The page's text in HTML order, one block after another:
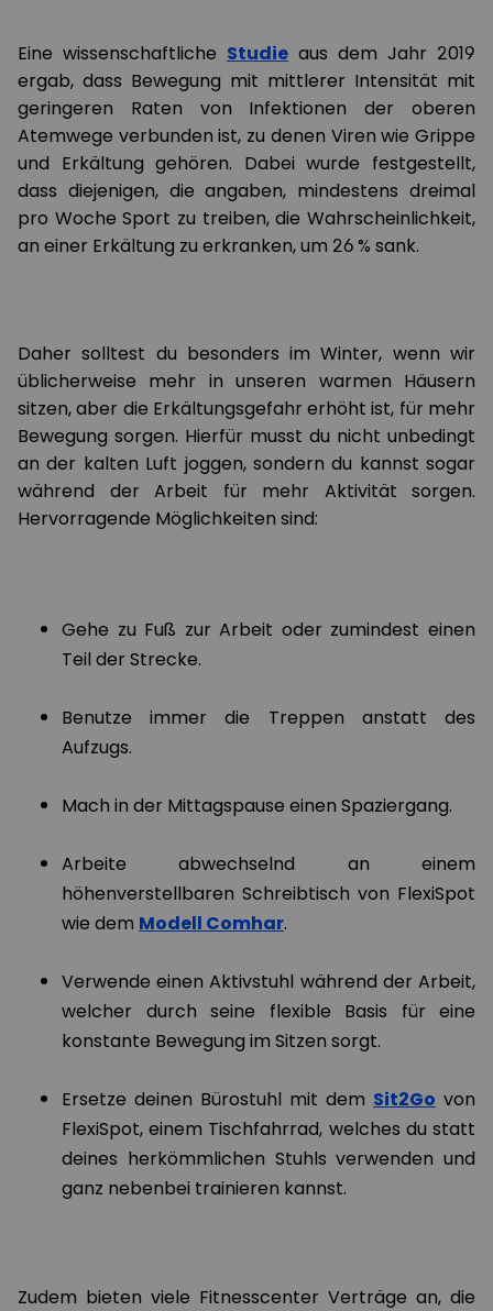
Eine wissenschaftliche Studie aus dem Jahr 2019
ergab, dass Bewegung mit mittlerer Intensität mit
geringeren Raten von Infektionen der oberen
Atemwege verbunden ist, zu denen Viren wie Grippe
und Erkältung gehören. Dabei wurde festgestellt,
dass diejenigen, die angaben, mindestens dreimal
pro Woche Sport zu treiben, die Wahrscheinlichkeit,
an einer Erkältung zu erkranken, um 26 % sank.
Daher solltest du besonders im Winter, wenn wir
üblicherweise mehr in unseren warmen Häusern
sitzen, aber die Erkältungsgefahr erhöht ist, für mehr
Bewegung sorgen. Hierfür musst du nicht unbedingt
an der kalten Luft joggen, sondern du kannst sogar
während der Arbeit für mehr Aktivität sorgen.
Hervorragende Möglichkeiten sind:
Gehe zu Fuß zur Arbeit oder zumindest einen
Teil der Strecke.
Benutze immer die Treppen anstatt des
Aufzugs.
Mach in der Mittagspause einen Spaziergang.
Arbeite abwechselnd an einem
höhenverstellbaren Schreibtisch von FlexiSpot
wie dem Modell Comhar.
Verwende einen Aktivstuhl während der Arbeit,
welcher durch seine flexible Basis für eine
konstante Bewegung im Sitzen sorgt.
Ersetze deinen Bürostuhl mit dem Sit2Go von
FlexiSpot, einem Tischfahrrad, welches du statt
deines herkömmlichen Stuhls verwenden und
ganz nebenbei trainieren kannst.
Zudem bieten viele Fitnesscenter Verträge an, die